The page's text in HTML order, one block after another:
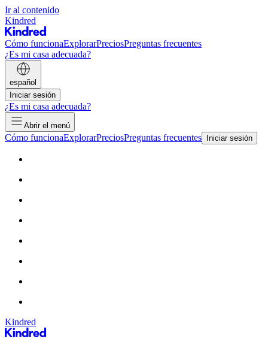
Ir al contenido
Kindred
Cómo funcionaExplorarPreciosPreguntas frecuentes
¿Es mi casa adecuada?
español
Iniciar sesión
¿Es mi casa adecuada?
Abrir el menú
Cómo funcionaExplorarPreciosPreguntas frecuentes Iniciar sesión
Kindred